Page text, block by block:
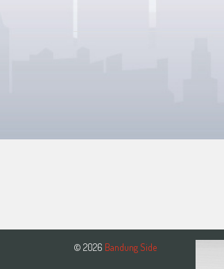
© 2026 Bandung Side